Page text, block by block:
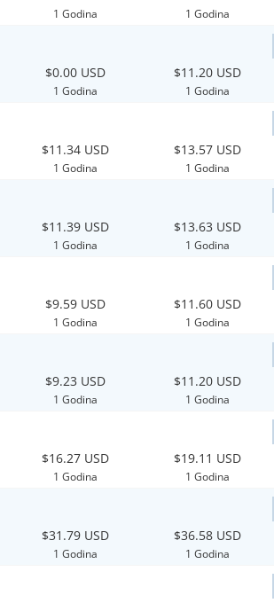
1 Godina 1 Godina
$0.00 USD
1 Godina
$11.20 USD
1 Godina
$11.34 USD
1 Godina
$13.57 USD
1 Godina
$11.39 USD
1 Godina
$13.63 USD
1 Godina
$9.59 USD
1 Godina
$11.60 USD
1 Godina
$9.23 USD
1 Godina
$11.20 USD
1 Godina
$16.27 USD
1 Godina
$19.11 USD
1 Godina
$31.79 USD
1 Godina
$36.58 USD
1 Godina